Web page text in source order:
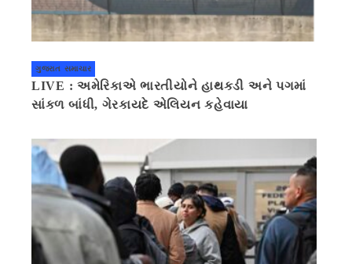
ગુજરાત સમાચાર
LIVE : અમેરિકાએ ભારતીયોને હાથકડી અને પગમાં
સાંકળ બાંધી, ગેરકાયદે એલિયન કહેવાયા